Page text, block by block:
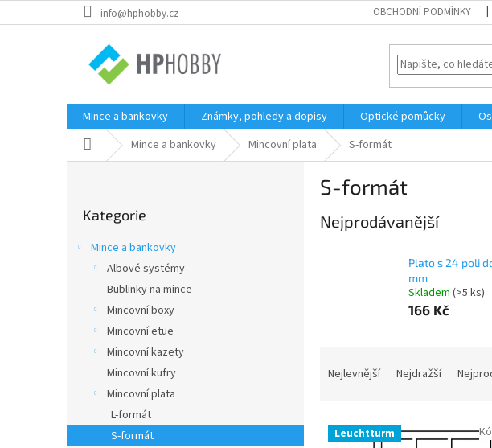
na
info@hphobby.cz OBCHODNÍ PODMÍNKY
Mince a bankovky Známky, pohledy a dopisy Optické pomůcky
Domů Mince a bankovky Mincovní plata S-formát
kategorie
Kategorie
Mince a bankovky
Albové systémy
Bublinky na mince
Mincovní boxy
Mincovní etue
Mincovní kazety
Mincovní kufry
Mincovní plata
L-formát
S-formát
S-formát
Nejprodávanější
Plato s 24 poli
mm
Skladem (>5 ks)
166 Kč
n
Nejlevnější Nejdražší
V Leuchtturm